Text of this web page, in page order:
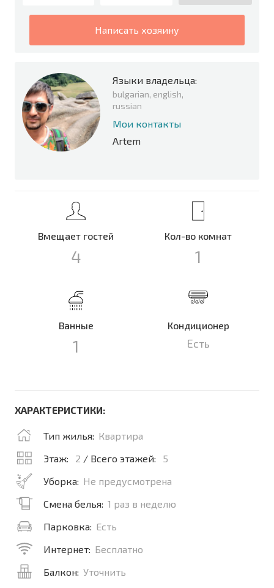
написать хозяину
Языки владельца:
bulgarian, english,
russian
Мои контакты
Artem
Вмещает гостей
4
Кол-во комнат
1
Ванные
1
Кондиционер
Есть
ХАРАКТЕРИСТИКИ:
Тип жилья: Квартира
Этаж:
2 / Всего этажей:
5
Уборка: Не предусмотрена
Смена белья: 1 раз в неделю
Парковка: Есть
Интернет: Бесплатно
Балкон: Уточнить